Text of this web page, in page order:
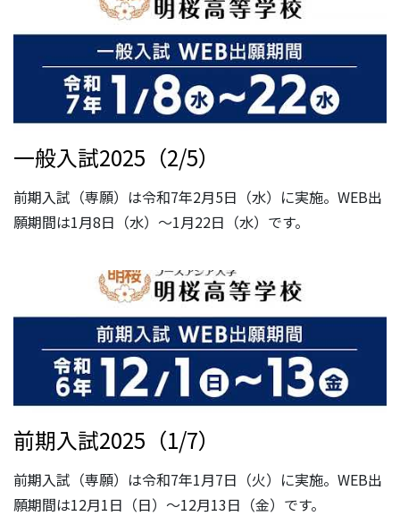
一般入試2025（2/5）
前期入試（専願）は令和7年2月5日（水）に実施。WEB出
願期間は1月8日（水）～1月22日（水）です。
前期入試2025（1/7）
前期入試（専願）は令和7年1月7日（火）に実施。WEB出
願期間は12月1日（日）～12月13日（金）です。